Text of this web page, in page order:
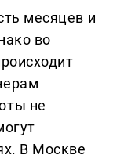
месяцев и
во
не
В Москве